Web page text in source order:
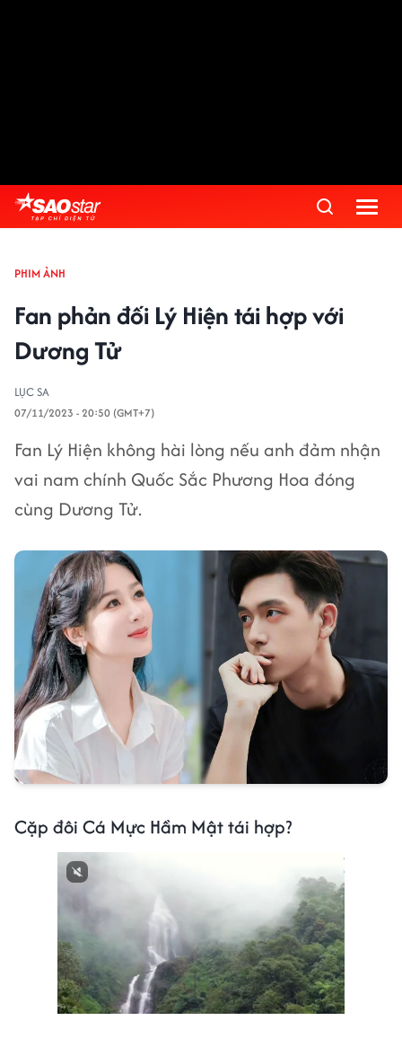
PHIM ẢNH
Fan phản đối Lý Hiện tái hợp với
Dương Tử
LỤC SA
07/11/2023 - 20:50 (GMT+7)
Fan Lý Hiện không hài lòng nếu anh đảm nhận
vai nam chính Quốc Sắc Phương Hoa đóng
cùng Dương Tử.
Cặp đôi Cá Mực Hầm Mật tái hợp?
Next video in 3 Cancel